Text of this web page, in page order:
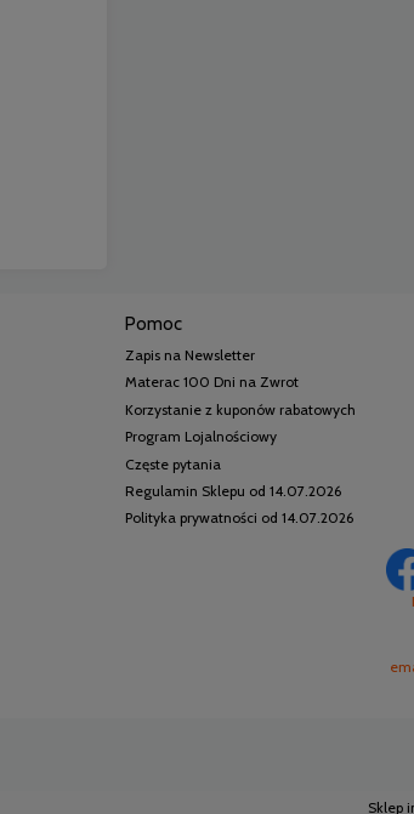
Pomoc
Zapis na Newsletter
Materac 100 Dni na Zwrot
Korzystanie z kuponów rabatowych
Program Lojalnościowy
Częste pytania
Regulamin Sklepu od 14.07.2026
Polityka prywatności od 14.07.2026
Sklep